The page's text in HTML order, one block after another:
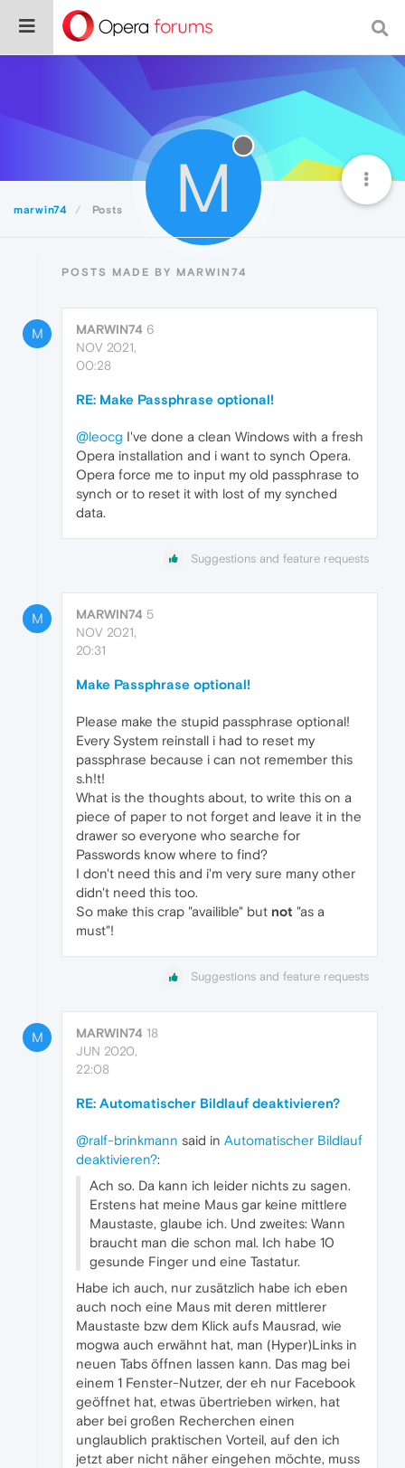
marwin74 Posts M
POSTS MADE BY MARWIN74
M MARWIN74 6
NOV 2021,
00:28
RE: Make Passphrase optional!
@leocg I've done a clean Windows with a fresh
Opera installation and i want to synch Opera.
Opera force me to input my old passphrase to
synch or to reset it with lost of my synched
data.
Suggestions and feature requests
M MARWIN74 5
NOV 2021,
20:31
Make Passphrase optional!
Please make the stupid passphrase optional!
Every System reinstall i had to reset my
passphrase because i can not remember this
s.h!t!
What is the thoughts about, to write this on a
piece of paper to not forget and leave it in the
drawer so everyone who searche for
Passwords know where to find?
I don't need this and i'm very sure many other
didn't need this too.
So make this crap "availible" but not "as a
must"!
Suggestions and feature requests
M MARWIN74 18
JUN 2020,
22:08
RE: Automatischer Bildlauf deaktivieren?
@ralf-brinkmann said in Automatischer Bildlauf
deaktivieren?:
Ach so. Da kann ich leider nichts zu sagen.
Erstens hat meine Maus gar keine mittlere
Maustaste, glaube ich. Und zweites: Wann
braucht man die schon mal. Ich habe 10
gesunde Finger und eine Tastatur.
Habe ich auch, nur zusätzlich habe ich eben
auch noch eine Maus mit deren mittlerer
Maustaste bzw dem Klick aufs Mausrad, wie
mogwa auch erwähnt hat, man (Hyper)Links in
neuen Tabs öffnen lassen kann. Das mag bei
einem 1 Fenster-Nutzer, der eh nur Facebook
geöffnet hat, etwas übertrieben wirken, hat
aber bei großen Recherchen einen
unglaublich praktischen Vorteil, auf den ich
jetzt aber nicht näher eingehen möchte, muss